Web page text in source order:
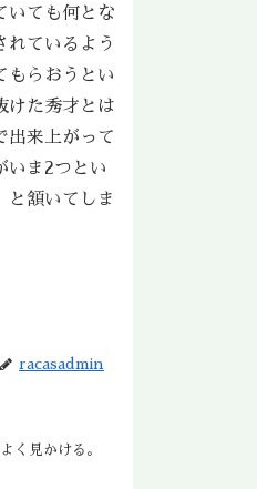
いても何とな
れているよう
もらおうとい
けた秀才とは
出来上がって
ま2つとい
と頷いてしま
racasadmin
く見かける。